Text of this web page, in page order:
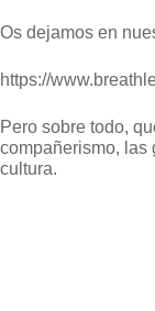
Os dejamos en
https://
Pero sobre todo,
compañerismo, las
cultura.